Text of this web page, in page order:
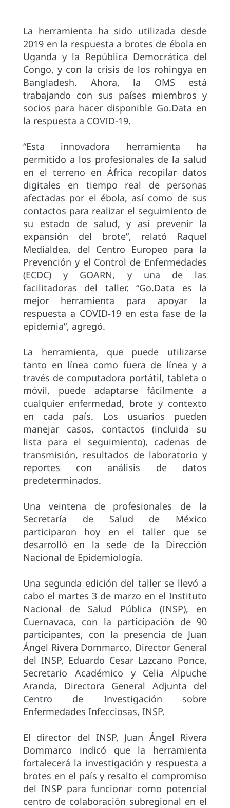
La herramienta ha sido utilizada desde
2019 en la respuesta a brotes de ébola en
Uganda y la República Democrática del
Congo, y con la crisis de los rohingya en
Bangladesh. Ahora, la OMS está
trabajando con sus países miembros y
socios para hacer disponible Go.Data en
la respuesta a COVID-19.
“Esta innovadora herramienta ha
permitido a los profesionales de la salud
en el terreno en África recopilar datos
digitales en tiempo real de personas
afectadas por el ébola, así como de sus
contactos para realizar el seguimiento de
su estado de salud, y así prevenir la
expansión del brote”, relató Raquel
Medialdea, del Centro Europeo para la
Prevención y el Control de Enfermedades
(ECDC) y GOARN, y una de las
facilitadoras del taller. “Go.Data es la
mejor herramienta para apoyar la
respuesta a COVID-19 en esta fase de la
epidemia”, agregó.
La herramienta, que puede utilizarse
tanto en línea como fuera de línea y a
través de computadora portátil, tableta o
móvil, puede adaptarse fácilmente a
cualquier enfermedad, brote y contexto
en cada país. Los usuarios pueden
manejar casos, contactos (incluida su
lista para el seguimiento), cadenas de
transmisión, resultados de laboratorio y
reportes con análisis de datos
predeterminados.
Una veintena de profesionales de la
Secretaría de Salud de México
participaron hoy en el taller que se
desarrolló en la sede de la Dirección
Nacional de Epidemiología.
Una segunda edición del taller se llevó a
cabo el martes 3 de marzo en el Instituto
Nacional de Salud Pública (INSP), en
Cuernavaca, con la participación de 90
participantes, con la presencia de Juan
Ángel Rivera Dommarco, Director General
del INSP, Eduardo Cesar Lazcano Ponce,
Secretario Académico y Celia Alpuche
Aranda, Directora General Adjunta del
Centro de Investigación sobre
Enfermedades Infecciosas, INSP.
El director del INSP, Juan Ángel Rivera
Dommarco indicó que la herramienta
fortalecerá la investigación y respuesta a
brotes en el país y resalto el compromiso
del INSP para funcionar como potencial
centro de colaboración subregional en el